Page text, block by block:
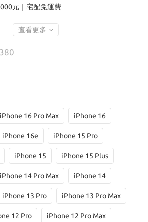
元｜宅配免運費
查看更多
iPhone 16 Pro Max iPhone 16
iPhone 16e iPhone 15 Pro
iPhone 15 iPhone 15 Plus
iPhone 14 Pro Max iPhone 14
iPhone 13 Pro iPhone 13 Pro Max
12 Pro iPhone 12 Pro Max